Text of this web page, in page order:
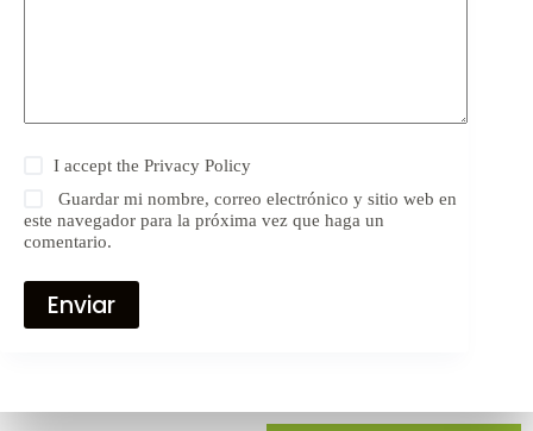
I accept thePrivacy Policy
Guardar mi nombre, correo electrónico y sitio web en
este navegador para la próxima vez que haga un
comentario.
Enviar